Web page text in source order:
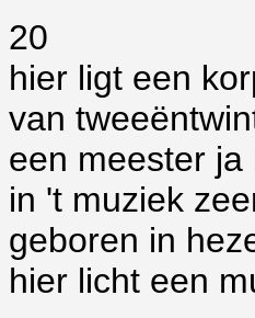
20
hier ligt een
van
een meester ja
in 't muziek
geboren in
hier licht een